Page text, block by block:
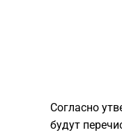
Согласно
будут